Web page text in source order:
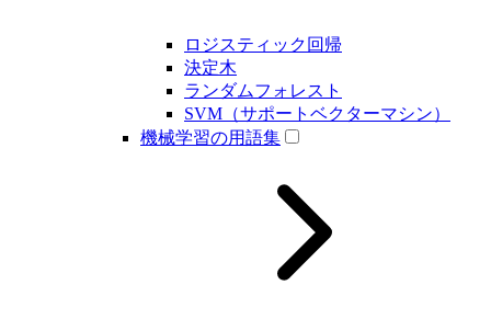
ロジスティック回帰
決定木
ランダムフォレスト
SVM（サポートベクターマシン）
機械学習の用語集